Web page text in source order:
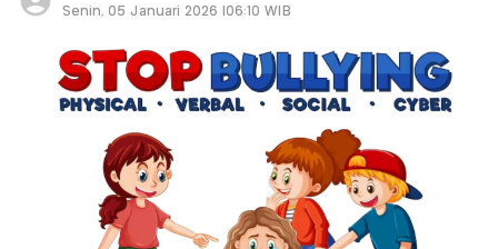
Senin, 05 Januari 2026 |06:10 WIB